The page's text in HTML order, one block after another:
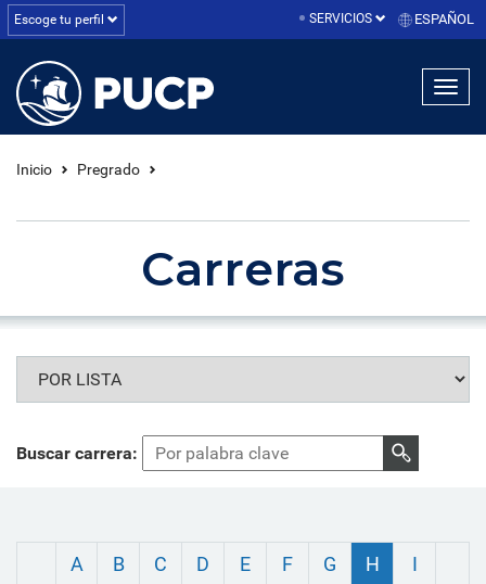
Escoge tu perfil SERVICIOS ESPAÑOL
Inicio Pregrado
Carreras
Buscar carrera:
A B C D E F G H
I